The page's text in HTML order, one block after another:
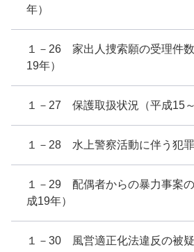
年）
１－26 家出人捜索願の受理件
19年）
１－27 保護取扱状況（平成15～
１－28 水上警察活動に伴う犯
１－29 配偶者からの暴力事案
成19年）
１－30 風営適正化法違反の被